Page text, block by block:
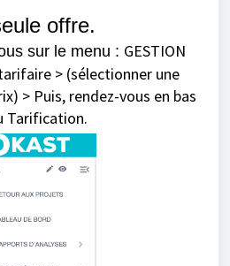
offre.
sur le menu : GESTION
tarifaire > (sélectionner une
> Puis, rendez-vous en bas
Tarification.